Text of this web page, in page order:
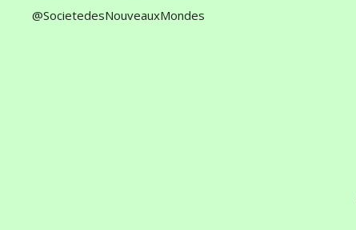
@SocietedesNouveauxMondes